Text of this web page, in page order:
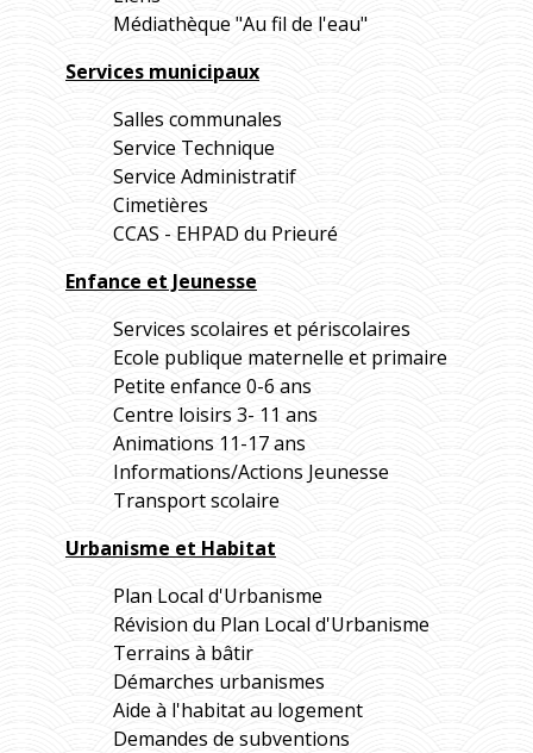
Médiathèque "Au fil de l'eau"
Services municipaux
Salles communales
Service Technique
Service Administratif
Cimetières
CCAS - EHPAD du Prieuré
Enfance et Jeunesse
Services scolaires et périscolaires
Ecole publique maternelle et primaire
Petite enfance 0-6 ans
Centre loisirs 3- 11 ans
Animations 11-17 ans
Informations/Actions Jeunesse
Transport scolaire
Urbanisme et Habitat
Plan Local d'Urbanisme
Révision du Plan Local d'Urbanisme
Terrains à bâtir
Démarches urbanismes
Aide à l'habitat au logement
Demandes de subventions